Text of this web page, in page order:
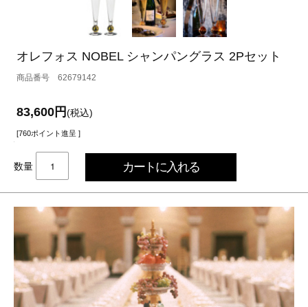
オレフォス NOBEL シャンパングラス 2Pセット
62679142
83,600円(税込)
[760ポイント進呈 ]
数量